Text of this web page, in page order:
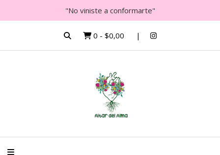
"No viniste a conformarte"
0 - $0,00